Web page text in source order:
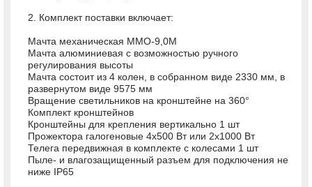
2. Комплект поставки включает:
Мачта механическая ММО-9,0М
Мачта алюминиевая с возможностью ручного
регулирования высоты
Мачта состоит из 4 колен, в собранном виде 2330 мм, в
развернутом виде 9575 мм
Вращение светильников на кронштейне на 360°
Комплект кронштейнов
Кронштейны для крепления вертикально 1 шт
Прожектора галогеновые 4x500 Вт или 2x1000 Вт
Телега передвижная в комплекте с колесами 1 шт
Пыле- и влагозащищенный разъем для подключения не
ниже IP65